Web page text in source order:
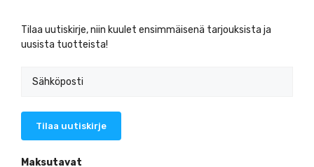
Tilaa uutiskirje, niin kuulet ensimmäisenä tarjouksista ja
uusista tuotteista!
Maksutavat